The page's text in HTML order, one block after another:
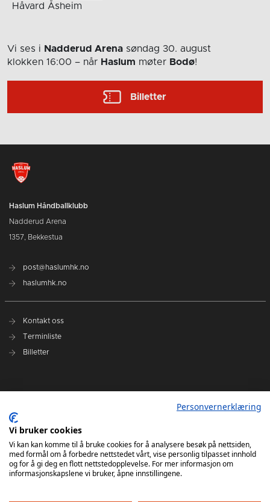
Håvard Åsheim
Vi ses i Nadderud Arena søndag 30. august
klokken 16:00 – når Haslum møter Bodø!
Billetter
Haslum Håndballklubb
Nadderud Arena
1357, Bekkestua
post@haslumhk.no
haslumhk.no
Kontakt oss
Terminliste
Billetter
Ansvarlig redaktør: Tore Solberg
Personvernerklæring
Vi bruker cookies
Vi kan kan komme til å bruke cookies for å analysere besøk på nettsiden,
med formål om å forbedre nettstedet vårt, vise personlig tilpasset innhold
og for å gi deg en flott nettstedopplevelse. For mer informasjon om
informasjonskapslene vi bruker, åpne innstillingene.